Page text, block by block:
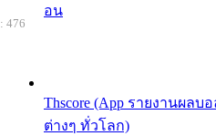
อน
Thscore (App รายงานผล
ต่างๆ ทั่วโลก)
476